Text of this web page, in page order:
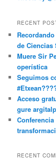
RECENT
de Ciencias
Muere Sir
operística
Seguimos
Acceso
gure
RECENT